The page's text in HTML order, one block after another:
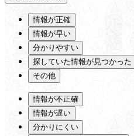
情報が正確
情報が早い
分かりやすい
探していた情報が見つかった
その他
情報が不正確
情報が遅い
分かりにくい